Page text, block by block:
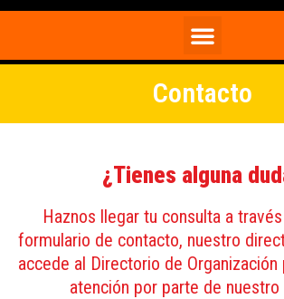
Contacto
¿Tienes alguna
Haznos llegar tu consulta a
formulario de contacto, nuestro
accede al Directorio de Organización
atención por parte de nuestro